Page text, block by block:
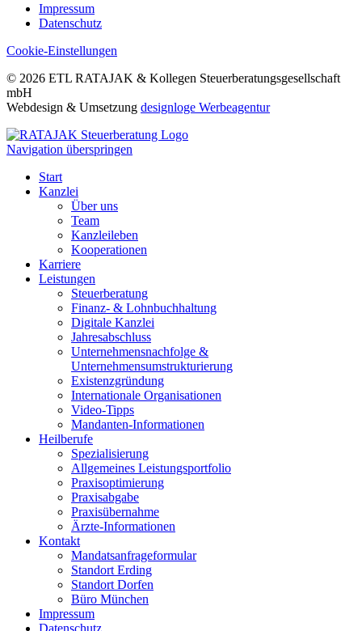
Impressum
Datenschutz
Cookie-Einstellungen
© 2026 ETL RATAJAK & Kollegen Steuerberatungsgesellschaft
mbH
Webdesign & Umsetzung designloge Werbeagentur
Navigation überspringen
Start
Kanzlei
Über uns
Team
Kanzleileben
Kooperationen
Karriere
Leistungen
Steuerberatung
Finanz- & Lohnbuchhaltung
Digitale Kanzlei
Jahresabschluss
Unternehmensnachfolge &
Unternehmensumstrukturierung
Existenzgründung
Internationale Organisationen
Video-Tipps
Mandanten-Informationen
Heilberufe
Spezialisierung
Allgemeines Leistungsportfolio
Praxisoptimierung
Praxisabgabe
Praxisübernahme
Ärzte-Informationen
Kontakt
Mandatsanfrageformular
Standort Erding
Standort Dorfen
Büro München
Impressum
Datenschutz